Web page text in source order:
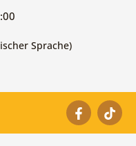
Sprache)